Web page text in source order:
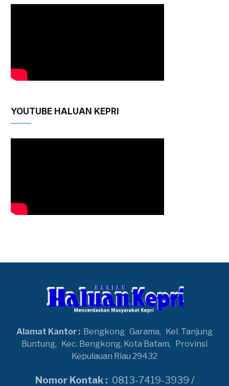
YOUTUBE HALUAN KEPRI
Alamat Kantor : Bengkong Garama, Kel. Tanjung
Buntung, Kec. Bengkong, Kota Batam, Provinsi
Kepulauan Riau 29432
Nomor Kontak : 0813-7419-3939 /